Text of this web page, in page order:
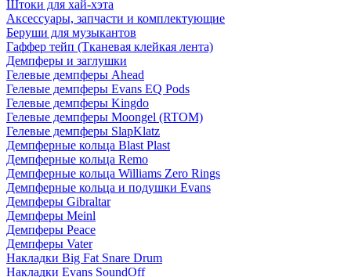
Штоки для хай-хэта
Аксессуары, запчасти и комплектующие
Беруши для музыкантов
Гаффер тейп (Тканевая клейкая лента)
Демпферы и заглушки
Гелевые демпферы Ahead
Гелевые демпферы Evans EQ Pods
Гелевые демпферы Kingdo
Гелевые демпферы Moongel (RTOM)
Гелевые демпферы SlapKlatz
Демпферные кольца Blast Plast
Демпферные кольца Remo
Демпферные кольца Williams Zero Rings
Демпферные кольца и подушки Evans
Демпферы Gibraltar
Демпферы Meinl
Демпферы Peace
Демпферы Vater
Накладки Big Fat Snare Drum
Накладки Evans SoundOff